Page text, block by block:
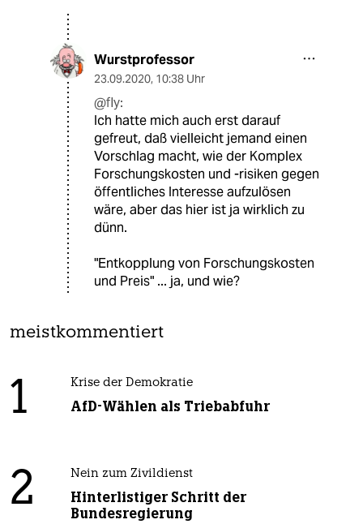
Wurstprofessor
23.09.2020, 10:38 Uhr
@fly:
Ich hatte mich auch erst darauf
gefreut, daß vielleicht jemand einen
Vorschlag macht, wie der Komplex
Forschungskosten und -risiken gegen
öffentliches Interesse aufzulösen
wäre, aber das hier ist ja wirklich zu
dünn.
"Entkopplung von Forschungskosten
und Preis" ... ja, und wie?
meistkommentiert
1 Krise der Demokratie
AfD-Wählen als Triebabfuhr
2 Nein zum Zivildienst
Hinterlistiger Schritt der
Bundesregierung